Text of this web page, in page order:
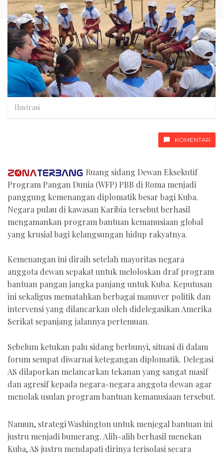
Ilustrasi
KOMENTAR
Ruang sidang Dewan Eksekutif
Program Pangan Dunia (WFP) PBB di Roma menjadi
panggung kemenangan diplomatik besar bagi Kuba.
Negara pulau di kawasan Karibia tersebut berhasil
mengamankan program bantuan kemanusiaan global
yang krusial bagi kelangsungan hidup rakyatnya.
Kemenangan ini diraih setelah mayoritas negara
anggota dewan sepakat untuk meloloskan draf program
bantuan pangan jangka panjang untuk Kuba. Keputusan
ini sekaligus mematahkan berbagai manuver politik dan
intervensi yang dilancarkan oleh didelegasikan Amerika
Serikat sepanjang jalannya pertemuan.
Sebelum ketukan palu sidang berbunyi, situasi di dalam
forum sempat diwarnai ketegangan diplomatik. Delegasi
AS dilaporkan melancarkan tekanan yang sangat masif
dan agresif kepada negara-negara anggota dewan agar
menolak usulan program bantuan kemanusiaan tersebut.
Namun, strategi Washington untuk menjegal bantuan ini
justru menjadi bumerang. Alih-alih berhasil menekan
Kuba, AS justru mendapati dirinya terisolasi secara